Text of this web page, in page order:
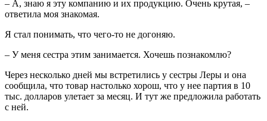
– А, знаю я эту компанию и их продукцию. Очень крутая, –
ответила моя знакомая.
Я стал понимать, что чего-то не догоняю.
– У меня сестра этим занимается. Хочешь познакомлю?
Через несколько дней мы встретились у сестры Леры и она
сообщила, что товар настолько хорош, что у нее партия в 10
тыс. долларов улетает за месяц. И тут же предложила работать
с ней.